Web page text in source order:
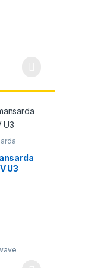
de prețuri:
mai multe variații.
U3